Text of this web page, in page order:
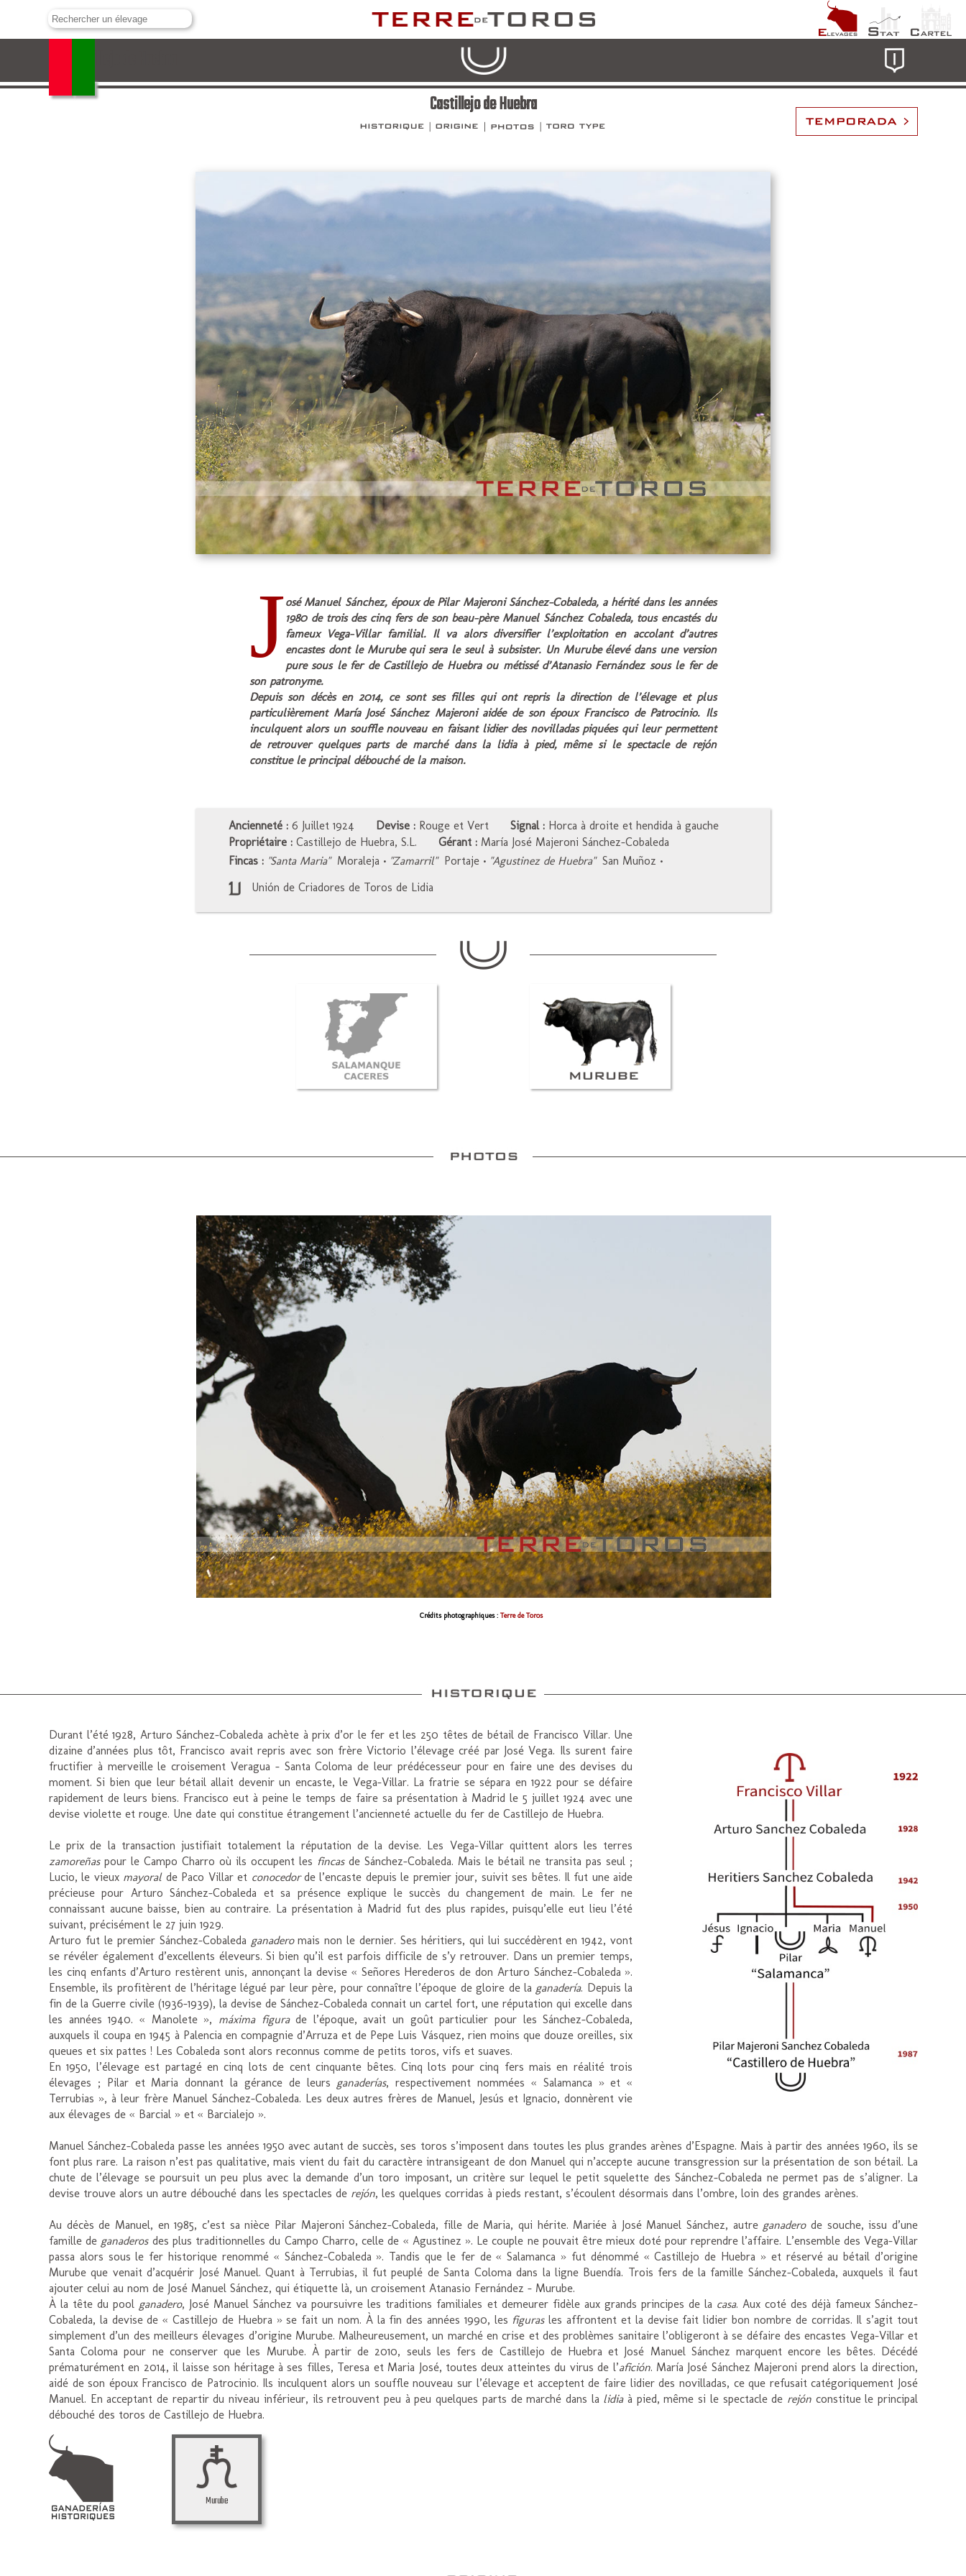
Castillejo de Huebra
José Manuel Sánchez, époux de Pilar Majeroni Sánchez-Cobaleda, a hérité dans les années
1980 de trois des cinq fers de son beau-père Manuel Sánchez Cobaleda, tous encastés du
fameux Vega-Villar familial. Il va alors diversifier l’exploitation en accolant d’autres
encastes dont le Murube qui sera le seul à subsister. Un Murube élevé dans une version
pure sous le fer de Castillejo de Huebra ou métissé d’Atanasio Fernández sous le fer de
son patronyme.
Depuis son décès en 2014, ce sont ses filles qui ont repris la direction de l’élevage et plus
particulièrement María José Sánchez Majeroni aidée de son époux Francisco de Patrocinio. Ils
inculquent alors un souffle nouveau en faisant lidier des novilladas piquées qui leur permettent
de retrouver quelques parts de marché dans la lidia à pied, même si le spectacle de rejón
constitue le principal débouché de la maison.
Ancienneté : 6 Juillet 1924 Devise : Rouge et Vert Signal : Horca à droite et hendida à gauche
Propriétaire : Castillejo de Huebra, S.L. Gérant : María José Majeroni Sánchez-Cobaleda
Fincas : "Santa Maria" Moraleja • "Zamarril" Portaje • "Agustinez de Huebra" San Muñoz •
Unión de Criadores de Toros de Lidia
Crédits photographiques : Terre de Toros
Durant l’été 1928, Arturo Sánchez-Cobaleda achète à prix d’or le fer et les 250 têtes de bétail de Francisco Villar. Une
dizaine d’années plus tôt, Francisco avait repris avec son frère Victorio l’élevage créé par José Vega. Ils surent faire
fructifier à merveille le croisement Veragua – Santa Coloma de leur prédécesseur pour en faire une des devises du
moment. Si bien que leur bétail allait devenir un encaste, le Vega-Villar. La fratrie se sépara en 1922 pour se défaire
rapidement de leurs biens. Francisco eut à peine le temps de faire sa présentation à Madrid le 5 juillet 1924 avec une
devise violette et rouge. Une date qui constitue étrangement l’ancienneté actuelle du fer de Castillejo de Huebra.
Le prix de la transaction justifiait totalement la réputation de la devise. Les Vega-Villar quittent alors les terres
zamoreñaspour le Campo Charro où ils occupent les fincasde Sánchez-Cobaleda. Mais le bétail ne transita pas seul ;
Lucio, le vieux mayoralde Paco Villar et conocedorde l’encaste depuis le premier jour, suivit ses bêtes. Il fut une aide
précieuse pour Arturo Sánchez-Cobaleda et sa présence explique le succès du changement de main. Le fer ne
connaissant aucune baisse, bien au contraire. La présentation à Madrid fut des plus rapides, puisqu’elle eut lieu l’été
suivant, précisément le 27 juin 1929.
Arturo fut le premier Sánchez-Cobaleda ganaderomais non le dernier. Ses héritiers, qui lui succédèrent en 1942, vont
se révéler également d’excellents éleveurs. Si bien qu’il est parfois difficile de s’y retrouver. Dans un premier temps,
les cinq enfants d’Arturo restèrent unis, annonçant la devise « Señores Herederos de don Arturo Sánchez-Cobaleda ».
Ensemble, ils profitèrent de l’héritage légué par leur père, pour connaître l’époque de gloire de la ganadería. Depuis la
fin de la Guerre civile (1936-1939), la devise de Sánchez-Cobaleda connait un cartel fort, une réputation qui excelle dans
les années 1940. « Manolete », máxima figurade l’époque, avait un goût particulier pour les Sánchez-Cobaleda,
auxquels il coupa en 1945 à Palencia en compagnie d’Arruza et de Pepe Luis Vásquez, rien moins que douze oreilles, six
queues et six pattes ! Les Cobaleda sont alors reconnus comme de petits toros, vifs et suaves.
En 1950, l’élevage est partagé en cinq lots de cent cinquante bêtes. Cinq lots pour cinq fers mais en réalité trois
élevages ; Pilar et Maria donnant la gérance de leurs ganaderías, respectivement nommées « Salamanca » et «
Terrubias », à leur frère Manuel Sánchez-Cobaleda. Les deux autres frères de Manuel, Jesús et Ignacio, donnèrent vie
aux élevages de « Barcial » et « Barcialejo ».
Manuel Sánchez-Cobaleda passe les années 1950 avec autant de succès, ses toros s’imposent dans toutes les plus grandes arènes d’Espagne. Mais à partir des années 1960, ils se
font plus rare. La raison n’est pas qualitative, mais vient du fait du caractère intransigeant de don Manuel qui n’accepte aucune transgression sur la présentation de son bétail. La
chute de l’élevage se poursuit un peu plus avec la demande d’un toro imposant, un critère sur lequel le petit squelette des Sánchez-Cobaleda ne permet pas de s’aligner. La
devise trouve alors un autre débouché dans les spectacles de rejón, les quelques corridas à pieds restant, s’écoulent désormais dans l’ombre, loin des grandes arènes.
Au décès de Manuel, en 1985, c’est sa nièce Pilar Majeroni Sánchez-Cobaleda, fille de Maria, qui hérite. Mariée à José Manuel Sánchez, autre ganaderode souche, issu d’une
famille de ganaderosdes plus traditionnelles du Campo Charro, celle de « Agustinez ». Le couple ne pouvait être mieux doté pour reprendre l’affaire. L’ensemble des Vega-Villar
passa alors sous le fer historique renommé « Sánchez-Cobaleda ». Tandis que le fer de « Salamanca » fut dénommé « Castillejo de Huebra » et réservé au bétail d’origine
Murube que venait d’acquérir José Manuel. Quant à Terrubias, il fut peuplé de Santa Coloma dans la ligne Buendía. Trois fers de la famille Sánchez-Cobaleda, auxquels il faut
ajouter celui au nom de José Manuel Sánchez, qui étiquette là, un croisement Atanasio Fernández – Murube.
À la tête du pool ganadero, José Manuel Sánchez va poursuivre les traditions familiales et demeurer fidèle aux grands principes de la casa. Aux coté des déjà fameux Sánchez-
Cobaleda, la devise de « Castillejo de Huebra » se fait un nom. À la fin des années 1990, les figurasles affrontent et la devise fait lidier bon nombre de corridas. Il s’agit tout
simplement d’un des meilleurs élevages d’origine Murube. Malheureusement, un marché en crise et des problèmes sanitaire l’obligeront à se défaire des encastes Vega-Villar et
Santa Coloma pour ne conserver que les Murube. À partir de 2010, seuls les fers de Castillejo de Huebra et José Manuel Sánchez marquent encore les bêtes. Décédé
prématurément en 2014, il laisse son héritage à ses filles, Teresa et Maria José, toutes deux atteintes du virus de l’afición. María José Sánchez Majeroni prend alors la direction,
aidé de son époux Francisco de Patrocinio. Ils inculquent alors un souffle nouveau sur l’élevage et acceptent de faire lidier des novilladas, ce que refusait catégoriquement José
Manuel. En acceptant de repartir du niveau inférieur, ils retrouvent peu à peu quelques parts de marché dans la lidiaà pied, même si le spectacle de rejónconstitue le principal
débouché des toros de Castillejo de Huebra.
Murube